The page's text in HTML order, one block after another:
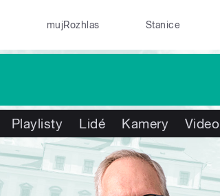
mujRozhlas Stanice
Playlisty Lidé Kamery Video